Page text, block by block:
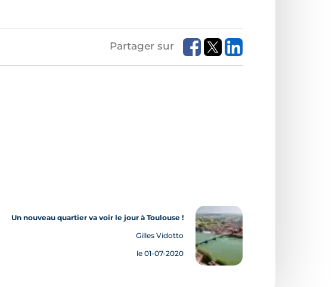
Partager sur
Un nouveau quartier va voir le jour à Toulouse !
Gilles Vidotto
le 01-07-2020